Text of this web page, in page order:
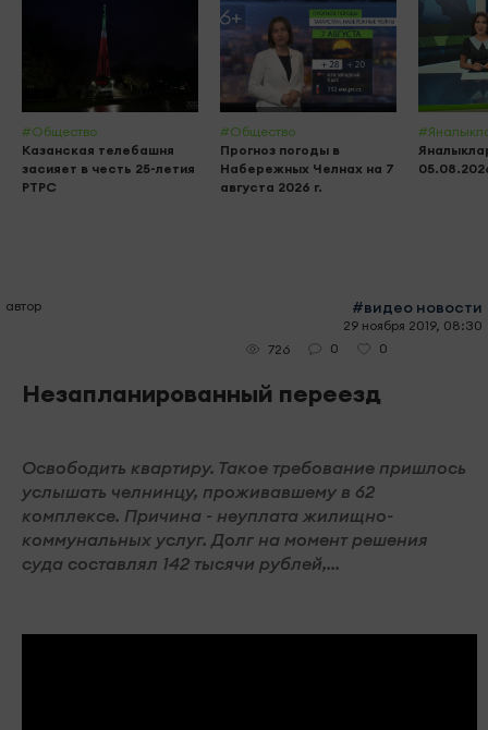
#Общество
Казанская телебашня
засияет в честь 25-летия
РТРС
#Общество
Прогноз погоды в
Набережных Челнах на 7
августа 2026 г.
автор #видео новости
29 ноября 2019, 08:30
726
0 0
Незапланированный переезд
Освободить квартиру. Такое требование пришлось
услышать челнинцу, проживавшему в 62
комплексе. Причина - неуплата жилищно-
коммунальных услуг. Долг на момент решения
суда составлял 142 тысячи рублей,...